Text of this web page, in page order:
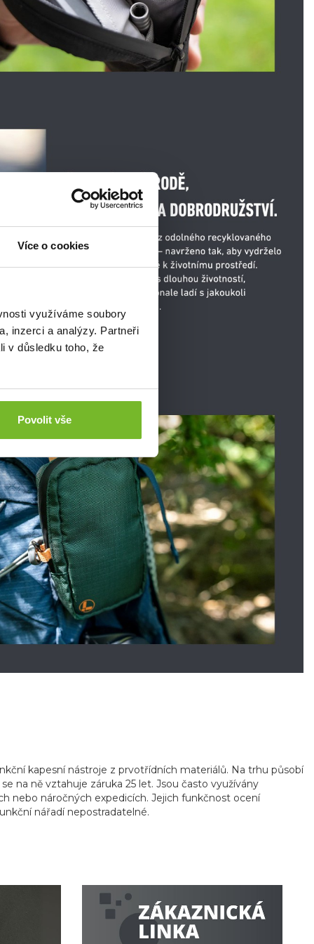
Více o cookies
využíváme soubory
inzerci a analýzy. Partneři
v důsledku toho, že
Povolit vše
kapesní nástroje z prvotřídních materiálů. Na trhu působí
na ně vztahuje záruka 25 let. Jsou často využívány
nebo náročných expedicích. Jejich funkčnost ocení
nářadí nepostradatelné.